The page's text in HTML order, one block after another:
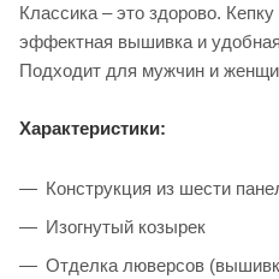
Классика – это здорово.
эффектная вышивка и
Подходит для мужчин и
Характеристики:
Конструкция из шести
Изогнутый козырек
Отделка люверсов